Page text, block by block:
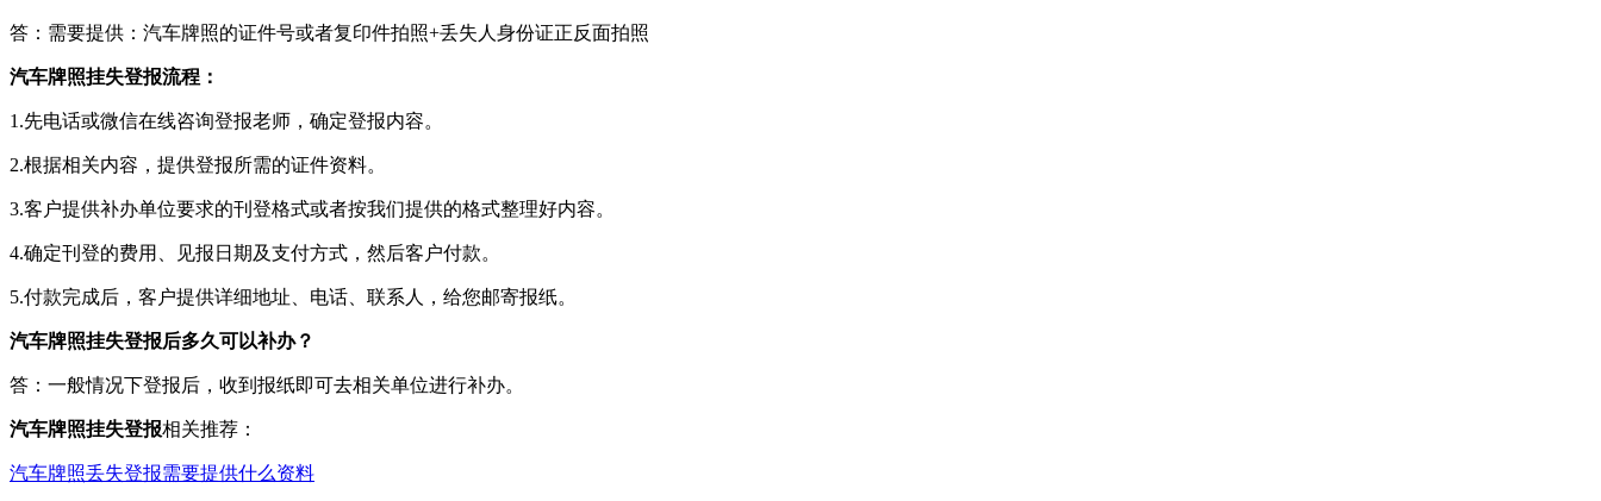
答：需要提供：汽车牌照的证件号或者复印件拍照+丢失人身份证正反面拍照
汽车牌照挂失登报流程：
1.先电话或微信在线咨询登报老师，确定登报内容。
2.根据相关内容，提供登报所需的证件资料。
3.客户提供补办单位要求的刊登格式或者按我们提供的格式整理好内容。
4.确定刊登的费用、见报日期及支付方式，然后客户付款。
5.付款完成后，客户提供详细地址、电话、联系人，给您邮寄报纸。
汽车牌照挂失登报后多久可以补办？
答：一般情况下登报后，收到报纸即可去相关单位进行补办。
汽车牌照挂失登报相关推荐：
汽车牌照丢失登报需要提供什么资料